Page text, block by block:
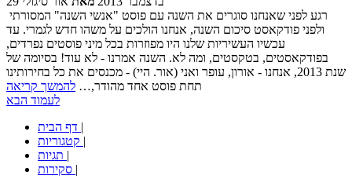
ולפני פודקאסט סיכום השנה, אנחנו הולכים על משהו חדש לגמרי. עד
עכשיו העשיריות שלנו היו מפוזרות בכל מיני פוסטים נפרדים,
בפודקאסטים, בטקסטים, ומה לא. השנה אמרנו - לא עוד! בסיומה של
שנת 2013, אנחנו - אורון, עופר ואני (אור. היי) - מכנסים את כל בחירותינו
תחת פוסט אחד מהודר,… להמשך קריאה
לעמוד הבא
|
|
|
|